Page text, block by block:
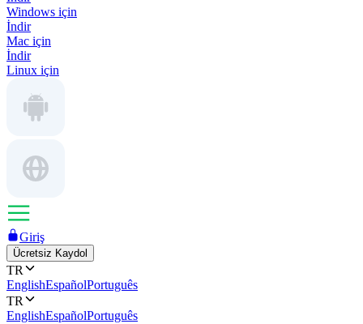
Windows için
İndir
Mac için
İndir
Linux için
Giriş
Ücretsiz Kaydol
TR
EnglishEspañolPortuguês
TR
EnglishEspañolPortuguês